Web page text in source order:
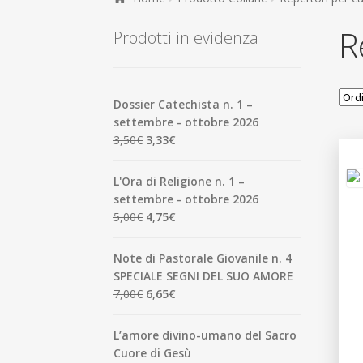
Prodotti in evidenza
Dossier Catechista n. 1 –
settembre - ottobre 2026
3,50€ Il
originale
era:
3,50€.
3,33€
attuale
è:
L'Ora di Religione n. 1 –
settembre - ottobre 2026
5,00€ Il
originale
era:
5,00€.
4,75€
attuale
è:
Note di Pastorale Giovanile n. 4
SPECIALE SEGNI DEL SUO AMORE
7,00€ Il
originale
era:
6,65€
attuale
L’amore divino-umano del Sacro
Cuore di Gesù